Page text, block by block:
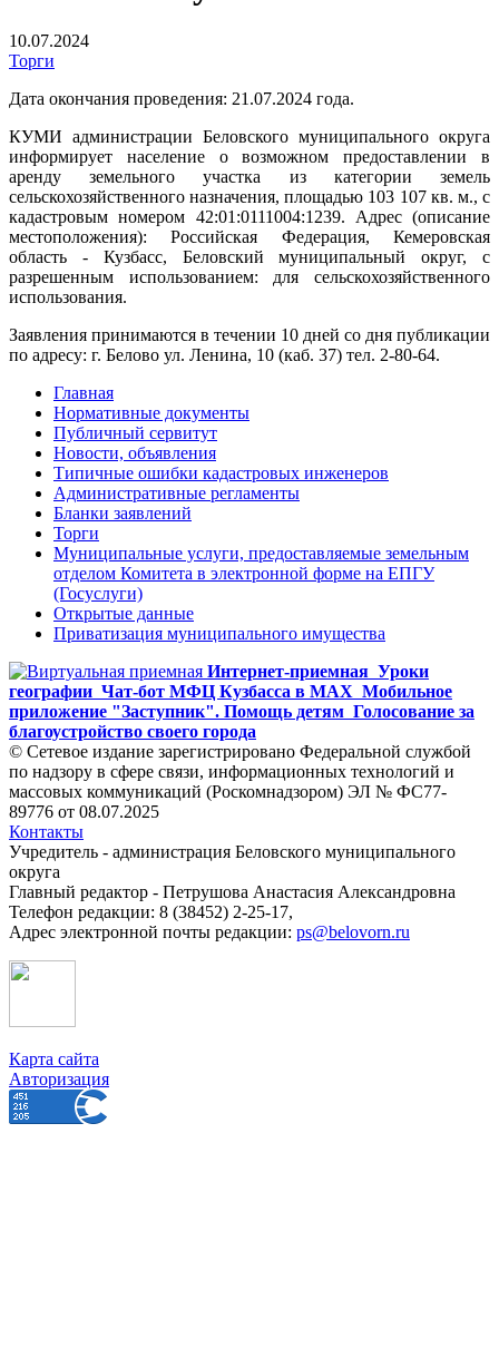
10.07.2024
Торги
Дата окончания проведения: 21.07.2024 года.
КУМИ администрации Беловского муниципального округа
информирует население о возможном предоставлении в
аренду земельного участка из категории земель
сельскохозяйственного назначения, площадью 103 107 кв. м., с
кадастровым номером 42:01:0111004:1239. Адрес (описание
местоположения): Российская Федерация, Кемеровская
область - Кузбасс, Беловский муниципальный округ, с
разрешенным использованием: для сельскохозяйственного
использования.
Заявления принимаются в течении 10 дней со дня публикации
по адресу: г. Белово ул. Ленина, 10 (каб. 37) тел. 2-80-64.
Главная
Нормативные документы
Публичный сервитут
Новости, объявления
Типичные ошибки кадастровых инженеров
Административные регламенты
Бланки заявлений
Торги
Муниципальные услуги, предоставляемые земельным
отделом Комитета в электронной форме на ЕПГУ
(Госуслуги)
Открытые данные
Приватизация муниципального имущества
Интернет-приемная Уроки
географии Чат-бот МФЦ Кузбасса в MAX Мобильное
приложение "Заступник". Помощь детям Голосование за
благоустройство своего города
© Сетевое издание зарегистрировано Федеральной службой
по надзору в сфере связи, информационных технологий и
массовых коммуникаций (Роскомнадзором) ЭЛ № ФС77-
89776 от 08.07.2025
Контакты
Учредитель - администрация Беловского муниципального
округа
Главный редактор - Петрушова Анастасия Александровна
Телефон редакции: 8 (38452) 2-25-17,
Адрес электронной почты редакции: ps@belovorn.ru
Карта сайта
Авторизация